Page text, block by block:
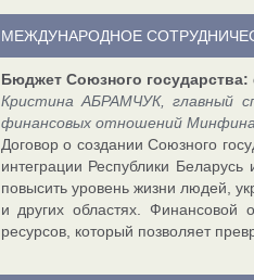
МЕЖДУНАРОДНОЕ
Бюджет Союзного
Кристина АБРАМЧУК, главный
финансовых отношений Минфина
Договор о создании Союзного
интеграции Республики
повысить уровень жизни людей,
и других областях. Финансовой
ресурсов, который позволяет